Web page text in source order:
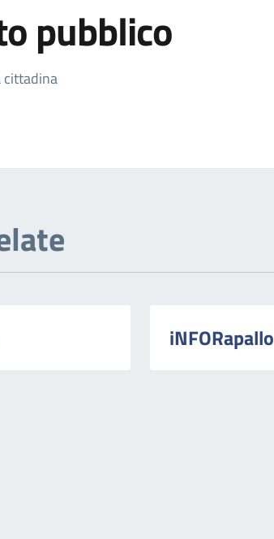
pubblico
notizia
cittadina
iNFORapallo